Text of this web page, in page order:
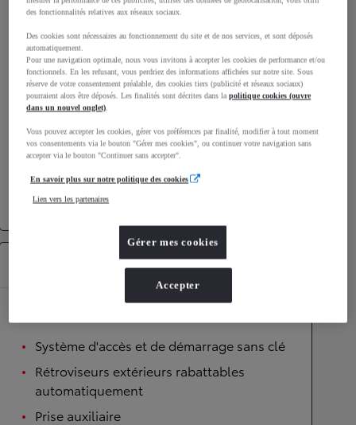
Émissions CO2
Performances
Vitesse maximale 180km/h
Accélération 0-100km/h
Transmission
Roues motrices
Roues motrices avant
Transmission
Système d'accès et de démarrage sans clé
Rétroviseurs extérieurs rabattables
automatiquement
Prise auxiliaire
des fonctionnalités relatives aux réseaux sociaux.
Des cookies sont nécessaires au fonctionnement du site et de nos services, et sont déposés
automatiquement.
Pour une navigation optimale, nous vous invitons à accepter les cookies de performance et/ou
fonctionnels. En les refusant, vous perdriez des informations affichées sur notre site. Sous
réserve de votre consentement préalable, des cookies tiers (publicité et réseaux sociaux)
pourraient alors être déposés. Les finalités sont décrites dans lapolitique cookies (ouvre
dans un nouvel onglet).
Vous pouvez accepter les cookies, gérer vos préférences par finalité, modifier à tout moment
vos consentements via le bouton "Gérer mes cookies", ou continuer votre navigation sans
accepter via le bouton "Continuer sans accepter".
En savoir plus sur notre politique des cookies
Lien vers les partenaires
Gérer mes cookies
Accepter